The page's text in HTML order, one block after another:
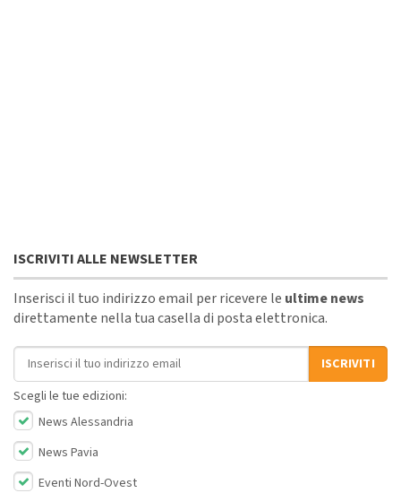
ISCRIVITI ALLE NEWSLETTER
Inserisci il tuo indirizzo email per ricevere le ultime news
direttamente nella tua casella di posta elettronica.
Indirizzo email
ISCRIVITI
Scegli le tue edizioni:
News Alessandria
News Pavia
Eventi Nord-Ovest